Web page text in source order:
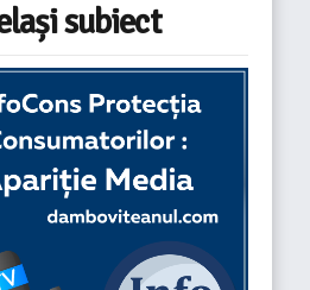
subiect